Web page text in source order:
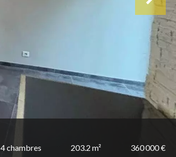
4 chambres 203.2 m² 360 000 €